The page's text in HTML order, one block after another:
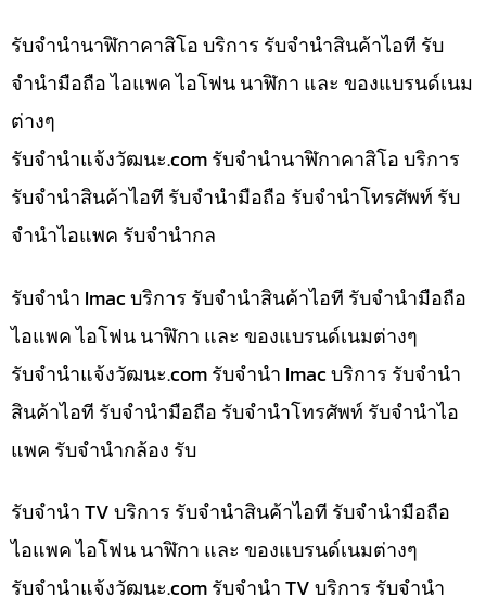
รับจำนำนาฬิกาคาสิโอ บริการ รับจำนำสินค้าไอที รับ
จำนำมือถือ ไอแพค ไอโฟน นาฬิกา และ ของแบรนด์เนม
ต่างๆ
รับจํานําแจ้งวัฒนะ.com รับจำนำนาฬิกาคาสิโอ บริการ
รับจำนำสินค้าไอที รับจำนำมือถือ รับจำนำโทรศัพท์ รับ
จำนำไอแพค รับจำนำกล
รับจำนำ Imac บริการ รับจำนำสินค้าไอที รับจำนำมือถือ
ไอแพค ไอโฟน นาฬิกา และ ของแบรนด์เนมต่างๆ
รับจํานําแจ้งวัฒนะ.com รับจำนำ Imac บริการ รับจำนำ
สินค้าไอที รับจำนำมือถือ รับจำนำโทรศัพท์ รับจำนำไอ
แพค รับจำนำกล้อง รับ
รับจำนำ TV บริการ รับจำนำสินค้าไอที รับจำนำมือถือ
ไอแพค ไอโฟน นาฬิกา และ ของแบรนด์เนมต่างๆ
รับจํานําแจ้งวัฒนะ.com รับจำนำ TV บริการ รับจำนำ